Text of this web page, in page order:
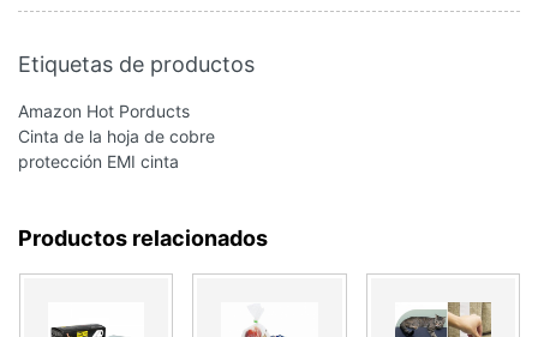
Etiquetas de productos
Amazon Hot Porducts
Cinta de la hoja de cobre
protección EMI cinta
Productos relacionados